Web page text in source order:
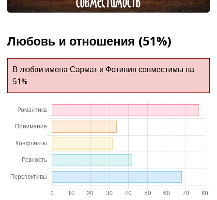
Любовь и отношения (51%)
В любви имена Сармат и Фотиния совместимы на
51%